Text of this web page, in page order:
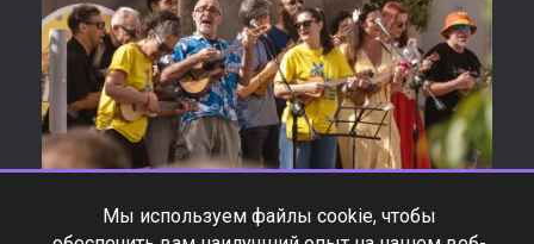
Мы используем файлы cookie, чтобы